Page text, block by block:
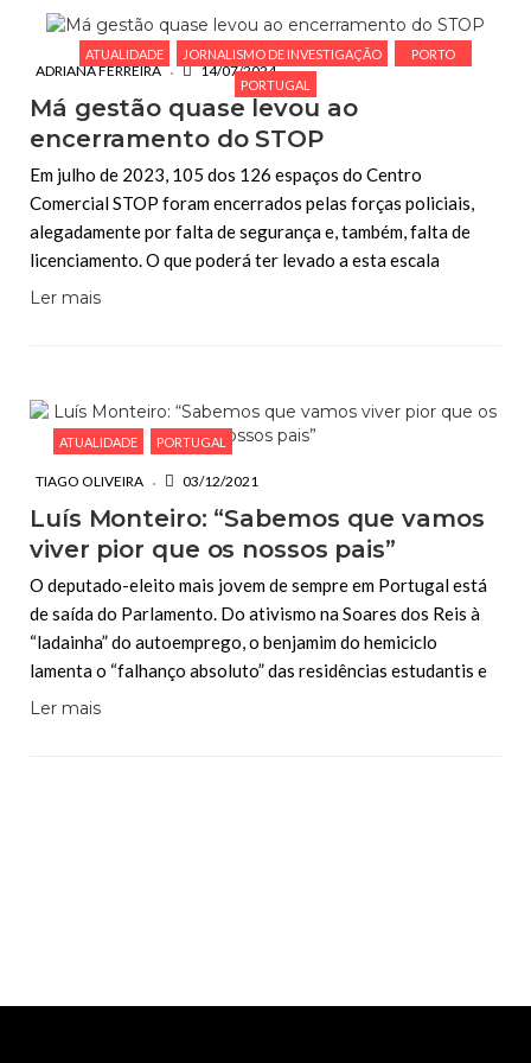
ATUALIDADE JORNALISMO DE INVESTIGAÇÃO
PORTO
PORTUGAL
ADRIANA FERREIRA 14/07/2024
Má gestão quase levou ao
encerramento do STOP
Em julho de 2023, 105 dos 126 espaços do Centro
Comercial STOP foram encerrados pelas forças policiais,
alegadamente por falta de segurança e, também, falta de
licenciamento. O que poderá ter levado a esta escala
Ler mais
ATUALIDADE PORTUGAL
TIAGO OLIVEIRA 03/12/2021
Luís Monteiro: “Sabemos que vamos
viver pior que os nossos pais”
O deputado-eleito mais jovem de sempre em Portugal está
de saída do Parlamento. Do ativismo na Soares dos Reis à
“ladainha” do autoemprego, o benjamim do hemiciclo
lamenta o “falhanço absoluto” das residências estudantis e
Ler mais